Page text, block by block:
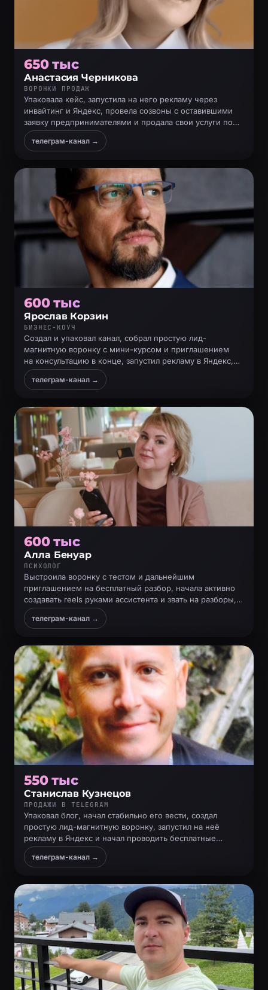
650 тыс
Анастасия Черникова
ВОРОНКИ ПРОДАЖ
Упаковала кейс, запустила на него рекламу через
инвайтинг и Яндекс, провела созвоны с оставившими
заявку предпринимателями и продала свои услуги по
созданию воронки продаж
телеграм-канал →
600 тыс
Ярослав Корзин
БИЗНЕС-КОУЧ
Создал и упаковал канал, собрал простую лид-
магнитную воронку с мини-курсом и приглашением
на консультацию в конце, запустил рекламу в Яндекс,
получил заявки, созвонился и сделал продажу
телеграм-канал →
600 тыс
Алла Бенуар
ПСИХОЛОГ
Выстроила воронку с тестом и дальнейшим
приглашением на бесплатный разбор, начала активно
создавать reels руками ассистента и звать на разборы,
где продаёт работу с ней
телеграм-канал →
550 тыс
Станислав Кузнецов
ПРОДАЖИ В TELEGRAM
Упаковал блог, начал стабильно его вести, создал
простую лид-магнитную воронку, запустил на неё
рекламу в Яндекс и начал проводить бесплатные
продающие консультации
телеграм-канал →